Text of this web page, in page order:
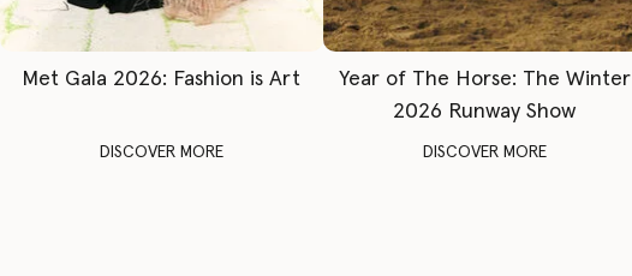
Met Gala 2026: Fashion is Art
DISCOVER MORE
Year of The Horse: The Winter
2026 Runway Show
DISCOVER MORE